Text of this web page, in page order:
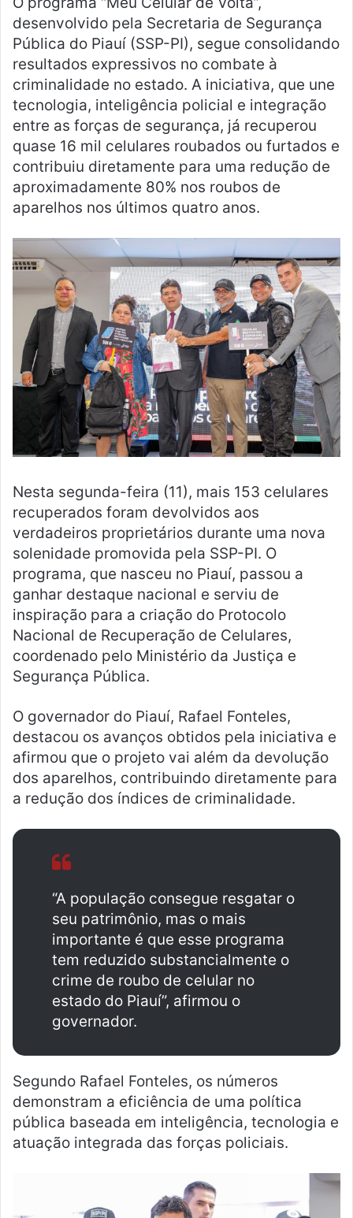
desenvolvido pela Secretaria de Segurança
Pública do Piauí (SSP-PI), segue consolidando
resultados expressivos no combate à
criminalidade no estado. A iniciativa, que une
tecnologia, inteligência policial e integração
entre as forças de segurança, já recuperou
quase 16 mil celulares roubados ou furtados e
contribuiu diretamente para uma redução de
aproximadamente 80% nos roubos de
aparelhos nos últimos quatro anos.
Nesta segunda-feira (11), mais 153 celulares
recuperados foram devolvidos aos
verdadeiros proprietários durante uma nova
solenidade promovida pela SSP-PI. O
programa, que nasceu no Piauí, passou a
ganhar destaque nacional e serviu de
inspiração para a criação do Protocolo
Nacional de Recuperação de Celulares,
coordenado pelo Ministério da Justiça e
Segurança Pública.
O governador do Piauí, Rafael Fonteles,
destacou os avanços obtidos pela iniciativa e
afirmou que o projeto vai além da devolução
dos aparelhos, contribuindo diretamente para
a redução dos índices de criminalidade.
“A população consegue resgatar o
seu patrimônio, mas o mais
importante é que esse programa
tem reduzido substancialmente o
crime de roubo de celular no
estado do Piauí”, afirmou o
governador.
Segundo Rafael Fonteles, os números
demonstram a eficiência de uma política
pública baseada em inteligência, tecnologia e
atuação integrada das forças policiais.